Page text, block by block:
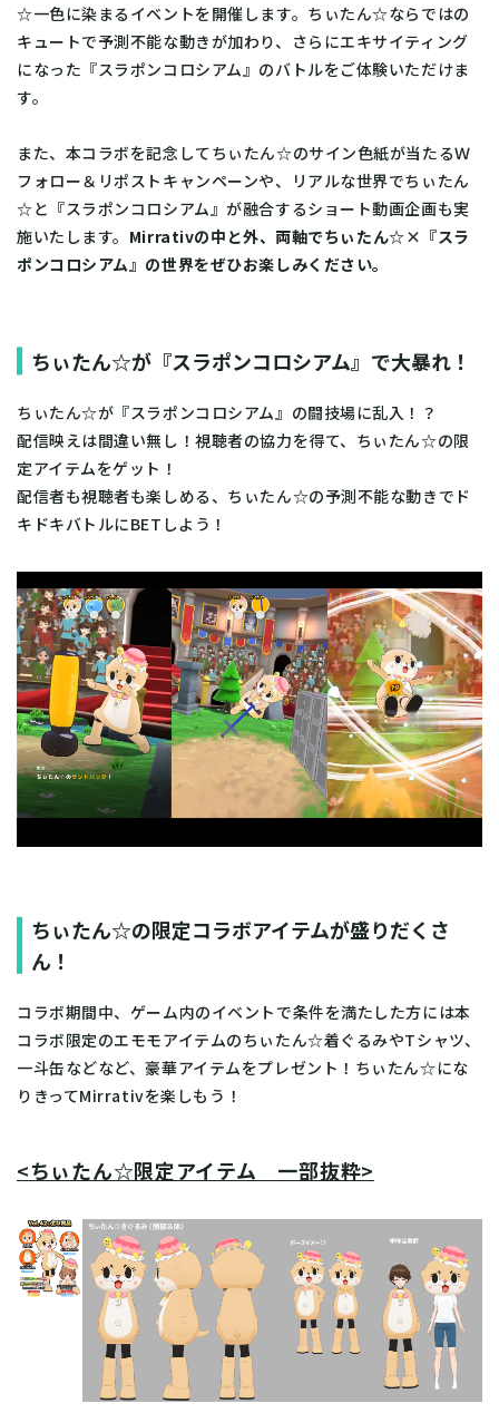
☆一色に染まるイベントを開催します。ちぃたん☆ならではの
キュートで予測不能な動きが加わり、さらにエキサイティング
になった『スラポンコロシアム』のバトルをご体験いただけま
す。
また、本コラボを記念してちぃたん☆のサイン色紙が当たるＷ
フォロー＆リポストキャンペーンや、リアルな世界でちぃたん
☆と『スラポンコロシアム』が融合するショート動画企画も実
施いたします。 Mirrativの中と外、両軸でちぃたん☆×『スラ
ポンコロシアム』の世界をぜひお楽しみください。
ちぃたん☆が『スラポンコロシアム』で大暴れ！
ちぃたん☆が『スラポンコロシアム』の闘技場に乱入！？
配信映えは間違い無し！視聴者の協力を得て、ちぃたん☆の限
定アイテムをゲット！
配信者も視聴者も楽しめる、ちぃたん☆の予測不能な動きでド
キドキバトルにBETしよう！
ちぃたん☆の限定コラボアイテムが盛りだくさ
ん！
コラボ期間中、ゲーム内のイベントで条件を満たした方には本
コラボ限定のエモモアイテムのちぃたん☆着ぐるみやTシャツ、
一斗缶などなど、豪華アイテムをプレゼント！ちぃたん☆にな
りきってMirrativを楽しもう！
<ちぃたん☆限定アイテム 一部抜粋>